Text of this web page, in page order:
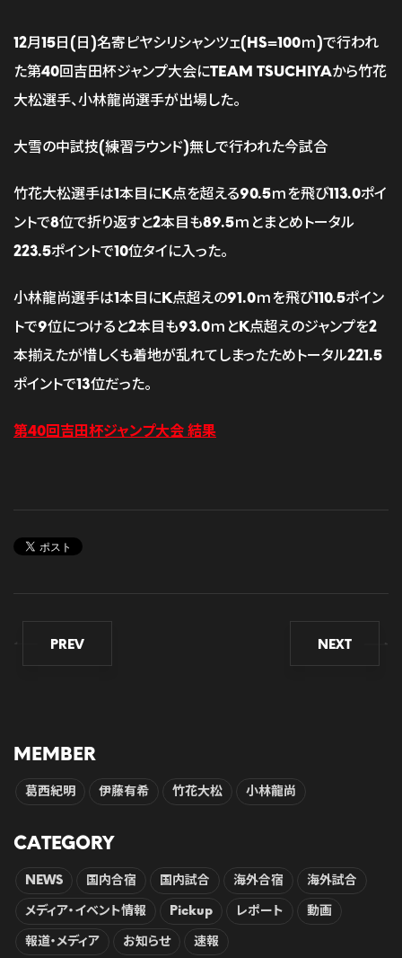
12月15日(日)名寄ピヤシリシャンツェ(HS=100ｍ)で行われ
た第40回吉田杯ジャンプ大会にTEAM TSUCHIYAから竹花
大松選手、小林龍尚選手が出場した。
大雪の中試技(練習ラウンド)無しで行われた今試合
竹花大松選手は1本目にK点を超える90.5ｍを飛び113.0ポイ
ントで8位で折り返すと2本目も89.5ｍとまとめトータル
223.5ポイントで10位タイに入った。
小林龍尚選手は1本目にK点超えの91.0ｍを飛び110.5ポイン
トで9位につけると2本目も93.0ｍとK点超えのジャンプを2
本揃えたが惜しくも着地が乱れてしまったためトータル221.5
ポイントで13位だった。
第40回吉田杯ジャンプ大会 結果
PREV NEXT
MEMBER
葛西紀明 伊藤有希 竹花大松 小林龍尚
CATEGORY
NEWS 国内合宿 国内試合 海外合宿 海外試合
メディア・イベント情報 Pickup レポート 動画
報道・メディア お知らせ 速報